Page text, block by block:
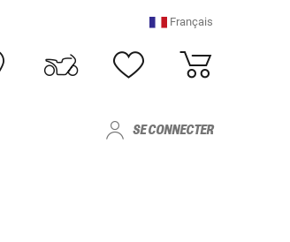
Français
SE CONNECTER